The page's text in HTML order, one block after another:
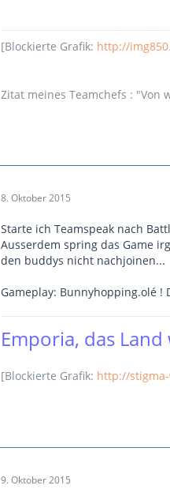
[Blockierte Grafik: http://
Zitat meines Teamchefs : "Von
8. Oktober 2015
Starte ich Teamspeak nach
Ausserdem spring das Game
den buddys nicht nachjoinen...
Gameplay: Bunnyhopping.olé
Emporia, das
[Blockierte Grafik: http://
9. Oktober 2015